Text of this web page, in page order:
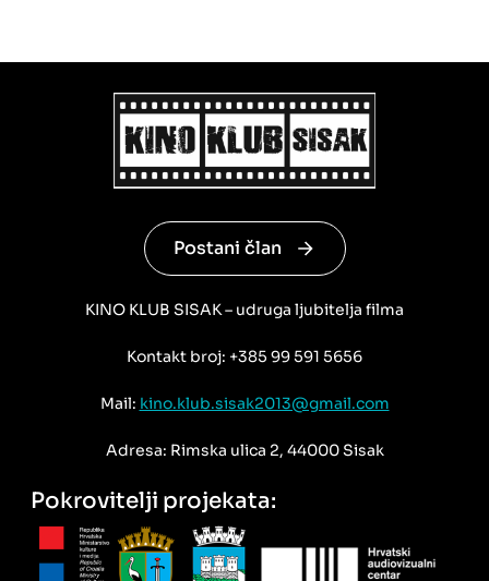
Postani član
KINO KLUB SISAK – udruga ljubitelja filma
Kontakt broj: +385 99 591 5656
Mail: kino.klub.sisak2013@gmail.com
Adresa: Rimska ulica 2, 44000 Sisak
Pokrovitelji projekata: